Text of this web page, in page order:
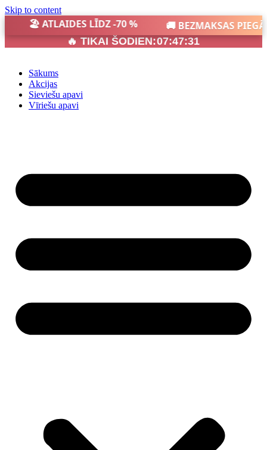
Skip to content
🏖️ ATLAIDES LĪDZ -70 % 🚚 BEZMAKSAS
🔥 TIKAI ŠODIEN:07:47:31
Sākums
Akcijas
Sieviešu apavi
Vīriešu apavi